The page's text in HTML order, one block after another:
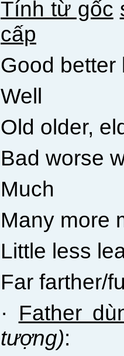
Tính từ gốc
cấp
Good better
Well
Old older,
Bad worse
Much
Many more
Little less
Far farther/
·
Father
tượng):